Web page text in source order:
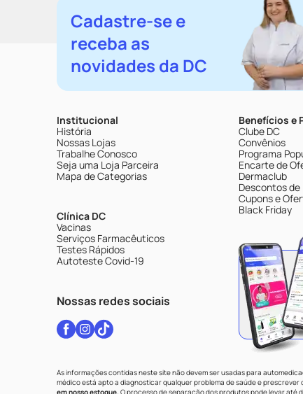
Cadastre-se e
receba as
novidades da DC
Institucional
História
Nossas Lojas
Trabalhe Conosco
Seja uma Loja Parceira
Mapa de Categorias
Clínica DC
Vacinas
Serviços Farmacêuticos
Testes Rápidos
Autoteste Covid-19
Nossas redes sociais
Benefícios e
Clube DC
Convênios
Programa
Encarte de
Dermaclub
Descontos
Cupons e
Black Friday
As informações contidas neste site não devem ser usadas para
médico está apto a diagnosticar qualquer problema de saúde e
em nosso estoque. O processo de separação dos produtos pode levar até